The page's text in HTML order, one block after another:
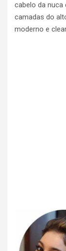
cabelo da nuca
camadas do
moderno e